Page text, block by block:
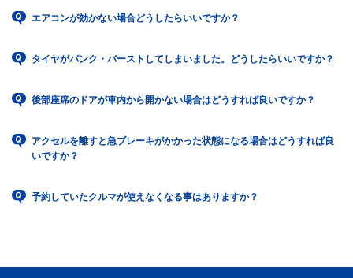
エアコンが効かない場合どうしたらいいですか？
タイヤがパンク・バーストしてしまいました。どうしたらいいですか？
後部座席のドアが車内から開かない場合はどうすれば良いですか？
アクセルを離すと急ブレーキがかかった状態になる場合はどうすれば良
いですか？
予約していたクルマが使えなくなる事はありますか？